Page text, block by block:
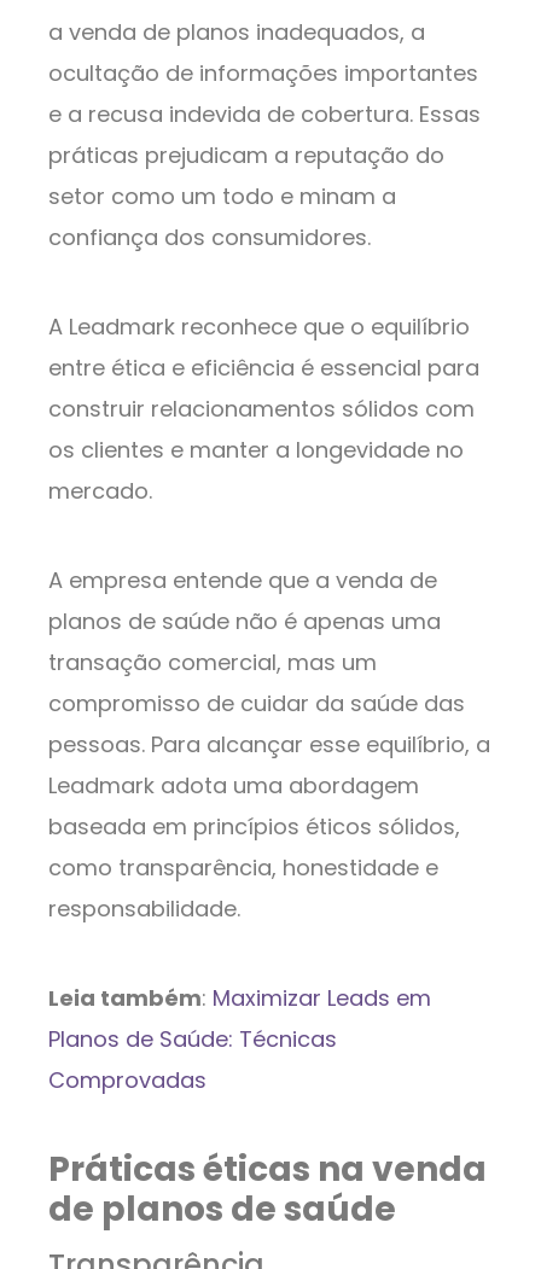
a venda de planos inadequados, a
ocultação de informações importantes
e a recusa indevida de cobertura. Essas
práticas prejudicam a reputação do
setor como um todo e minam a
confiança dos consumidores.
A Leadmark reconhece que o equilíbrio
entre ética e eficiência é essencial para
construir relacionamentos sólidos com
os clientes e manter a longevidade no
mercado.
A empresa entende que a venda de
planos de saúde não é apenas uma
transação comercial, mas um
compromisso de cuidar da saúde das
pessoas. Para alcançar esse equilíbrio, a
Leadmark adota uma abordagem
baseada em princípios éticos sólidos,
como transparência, honestidade e
responsabilidade.
Leia também: Maximizar Leads em
Planos de Saúde: Técnicas
Comprovadas
Práticas éticas na venda
de planos de saúde